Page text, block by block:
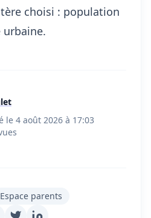
choisi : population
le 4 août 2026 à 17:03
Espace parents